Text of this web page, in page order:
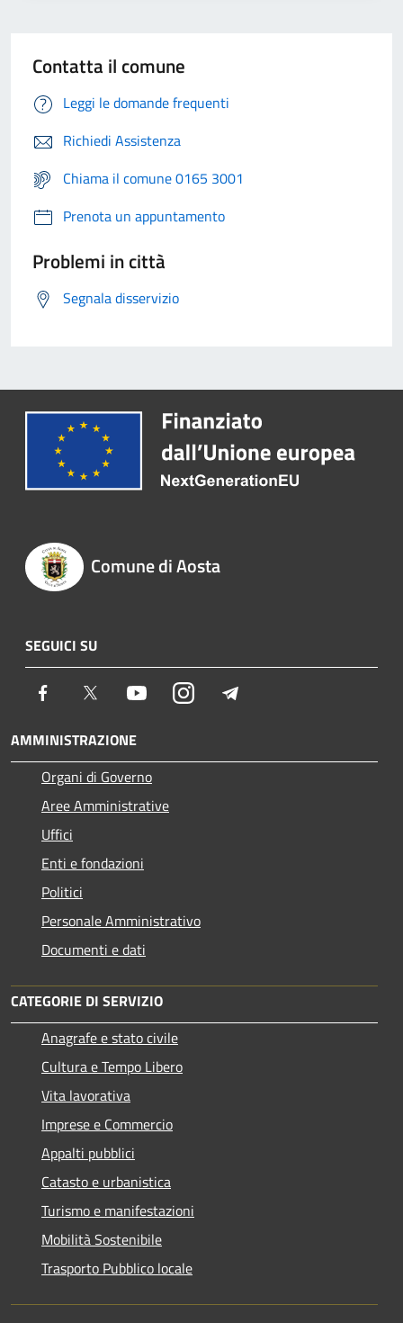
Contatta il comune
Leggi le domande frequenti
Richiedi Assistenza
Chiama il comune 0165 3001
Prenota un appuntamento
Problemi in città
Segnala disservizio
Comune di Aosta
SEGUICI SU
Facebook Twitter YoutubeInstagram
AMMINISTRAZIONE
Organi di Governo
Aree Amministrative
Uffici
Enti e fondazioni
Politici
Personale Amministrativo
Documenti e dati
CATEGORIE DI SERVIZIO
Anagrafe e stato civile
Cultura e Tempo Libero
Vita lavorativa
Imprese e Commercio
Appalti pubblici
Catasto e urbanistica
Turismo e manifestazioni
Mobilità Sostenibile
Trasporto Pubblico locale